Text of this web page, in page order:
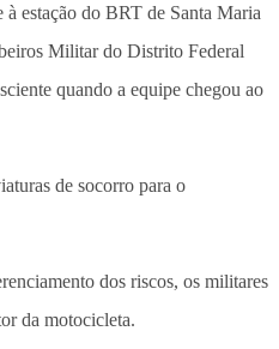
estação do BRT de Santa Maria
Militar do Distrito Federal
quando a equipe chegou ao
de socorro para o
dos riscos, os militares
da motocicleta.